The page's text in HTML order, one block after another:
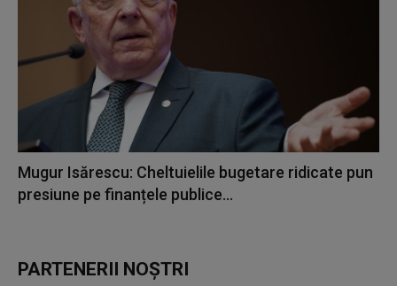
Mugur Isărescu: Cheltuielile bugetare ridicate pun
presiune pe finanțele publice...
PARTENERII NOȘTRI